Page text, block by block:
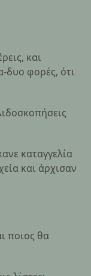
και
δυο φορές, ότι
καταγγελία
και άρχισαν
ποιος θα